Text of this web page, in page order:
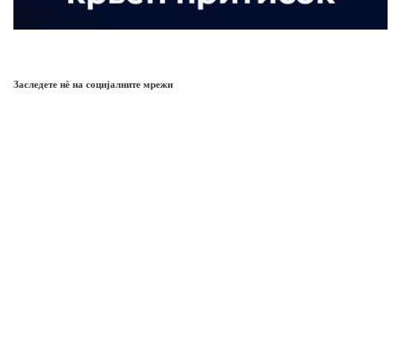
Заследете нѐ на социјалните мрежи